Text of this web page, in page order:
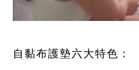
自黏布護墊六大特色：